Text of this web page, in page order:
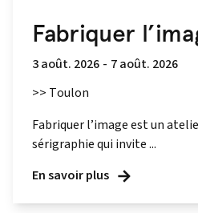
Fabriquer
3 août. 2026 - 7 août. 2026
>> Toulon
Fabriquer l’image est un
sérigraphie qui invite ...
En savoir plus